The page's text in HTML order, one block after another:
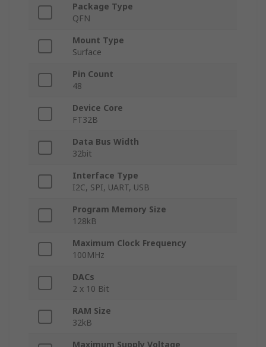
Package Type
QFN
Mount Type
Surface
Pin Count
48
Device Core
FT32B
Data Bus Width
32bit
Interface Type
I2C, SPI, UART, USB
Program Memory Size
128kB
Maximum Clock Frequency
100MHz
DACs
2 x 10 Bit
RAM Size
32kB
Maximum Supply Voltage